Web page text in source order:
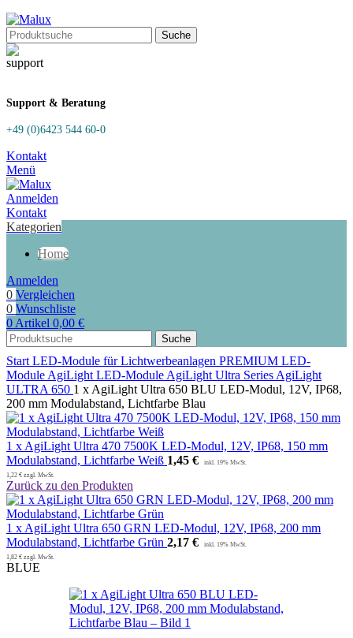
Suche
Support & Beratung
+49 (0)6423 544 60-0
Kontakt
Menü
Anmelden
Kontakt
Kategorien
Home
Anmelden
0 Vergleichen
0 Wunschliste
0 Artikel 0,00 €
Suche
Start LED-Module für Lichtwerbeanlagen PREMIUM LED-
Module AgiLight LED-Module AgiLight Ultra Series AgiLight
ULTRA 650 1 x AgiLight Ultra 650 BLU LED-Modul, 12V, IP68,
200 mm Modulabstand, Lichtfarbe Blau
1 x AgiLight Ultra 470 7500K LED-Modul, 12V, IP68, 150 mm
Modulabstand, Lichtfarbe Weiß 1,45 €
1,22 € zzgl. MwSt.
Zurück zu den Produkten
1 x AgiLight Ultra 650 GRN LED-Modul, 12V, IP68, 200 mm
Modulabstand, Lichtfarbe Grün 2,17 €
1,82 € zzgl. MwSt.
BLUE